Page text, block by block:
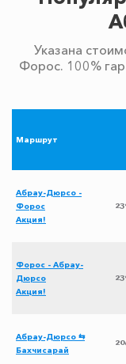
Указана
Форос. 100%
Маршрут
Абрау-Дюрсо -
Форос
Акция!
Форос - Абрау-
Дюрсо
Акция!
Абрау-Дюрсо ⇆
Бахчисарай